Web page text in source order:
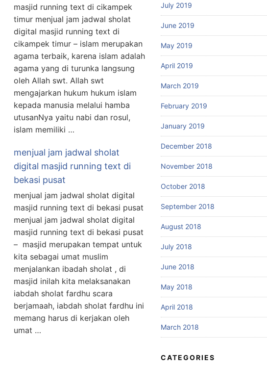
masjid running text di cikampek
timur menjual jam jadwal sholat
digital masjid running text di
cikampek timur – islam merupakan
agama terbaik, karena islam adalah
agama yang di turunka langsung
oleh Allah swt. Allah swt
mengajarkan hukum hukum islam
kepada manusia melalui hamba
utusanNya yaitu nabi dan rosul,
islam memiliki …
menjual jam jadwal sholat
digital masjid running text di
bekasi pusat
menjual jam jadwal sholat digital
masjid running text di bekasi pusat
menjual jam jadwal sholat digital
masjid running text di bekasi pusat
– masjid merupakan tempat untuk
kita sebagai umat muslim
menjalankan ibadah sholat , di
masjid inilah kita melaksanakan
iabdah sholat fardhu scara
berjamaah, iabdah sholat fardhu ini
memang harus di kerjakan oleh
umat …
July 2019
June 2019
May 2019
April 2019
March 2019
February 2019
January 2019
December 2018
November 2018
October 2018
September 2018
August 2018
July 2018
June 2018
May 2018
April 2018
March 2018
CATEGORIES